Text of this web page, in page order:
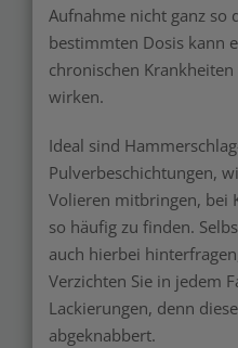
Aufnahme nicht ganz so
bestimmten Dosis kann
chronischen
wirken.
Ideal sind
Pulverbeschichtungen,
Volieren mitbringen, bei
so häufig zu finden.
auch hierbei
Verzichten Sie in jedem
Lackierungen, denn
abgeknabbert.